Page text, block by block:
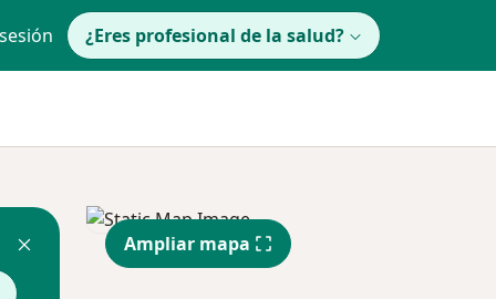
¿Eres profesional de la salud?
Ampliar mapa